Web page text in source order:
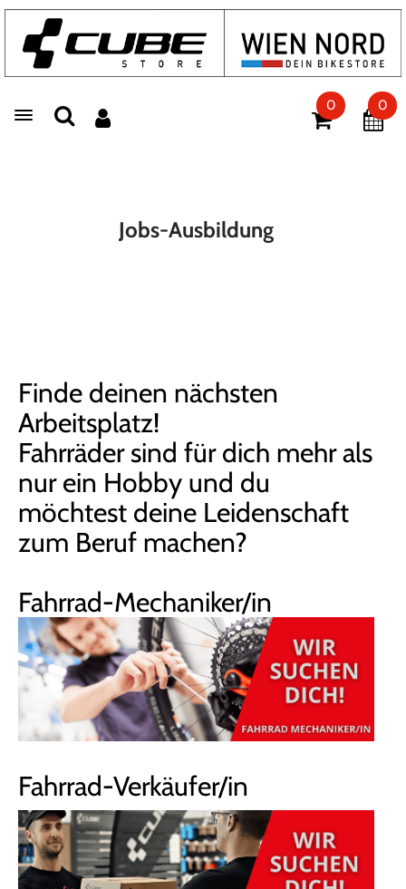
Toggle navigation
0 0
Jobs-Ausbildung
Finde deinen nächsten
Arbeitsplatz!
Fahrräder sind für dich mehr als
nur ein Hobby und du
möchtest deine Leidenschaft
zum Beruf machen?
Fahrrad-Mechaniker/in
Fahrrad-Verkäufer/in